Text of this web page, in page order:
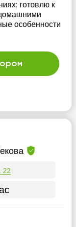
готовлю к
особенности
22